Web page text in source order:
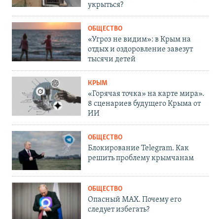
укрыться?
ОБЩЕСТВО
«Угроз не видим»: в Крым на
отдых и оздоровление завезут
тысячи детей
КРЫМ
«Горячая точка» на карте мира».
8 сценариев будущего Крыма от
ИИ
ОБЩЕСТВО
Блокирование Telegram. Как
решить проблему крымчанам
ОБЩЕСТВО
Опасный MAX. Почему его
следует избегать?